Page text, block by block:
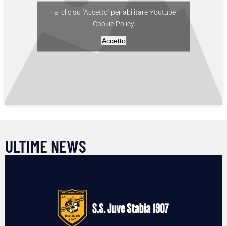
Fai clic su "Accetto" per abilitare Youtube
Cookie Policy
Accetto
ULTIME NEWS